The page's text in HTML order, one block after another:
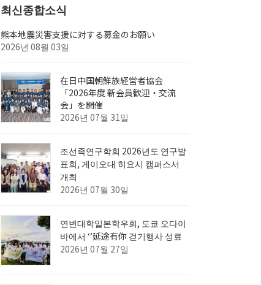
최신종합소식
熊本地震災害支援に対する募金のお願い
2026년 08월 03일
在日中国朝鮮族経営者協会
「2026年度 新会員歓迎・交流
会」を開催
2026년 07월 31일
조선족연구학회 2026년도 연구발
표회, 게이오대 히요시 캠퍼스서
개최
2026년 07월 30일
연변대학일본학우회, 도쿄 오다이
바에서 ‘’延途有你 걷기행사 성료
2026년 07월 27일